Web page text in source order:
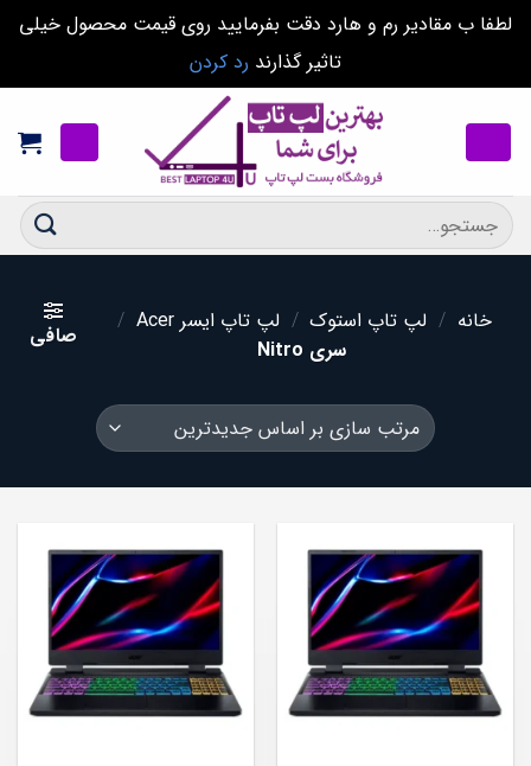
لطفا ب مقادیر رم و هارد دقت بفرمایید روی قیمت محصول خیلی
تاثیر گذارند رد کردن
content
جستجو
برای:
خانه / لپ تاپ استوک / لپ تاپ ایسر Acer
/
سری Nitro
صافی